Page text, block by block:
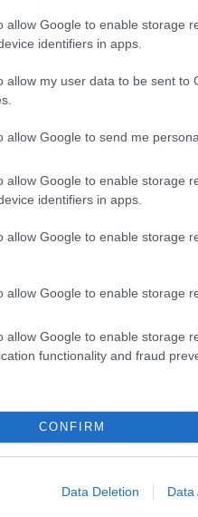
allow Google to enable storage
identifiers in apps.
allow my user data to be sent to
allow Google to send me
allow Google to enable storage
identifiers in apps.
allow Google to enable storage
allow Google to enable storage
allow Google to enable storage
functionality and fraud
CONFIRM
Data Deletion Data
92 κιλά, 176 ύψος
η κάθε ουλή όσο περνάει ο
να χρησιμοποιείτε κάποια...
χρονών, 53 κιλά, 154 ύψος
μηνας είναι το σωστό γι...
90 κιλά, 176 ύψος
με καποια μεθοδο ?